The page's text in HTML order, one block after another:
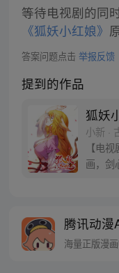
等待电视剧的同
《狐妖小红娘》
答案问题点击 举报反馈
提到的作品
狐妖
小新 ·
【电
画，剑
腾讯动漫
海量正版漫